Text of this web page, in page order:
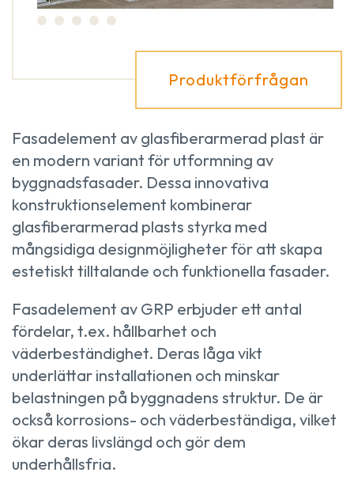
Produktförfrågan
Fasadelement av glasfiberarmerad plast är
en modern variant för utformning av
byggnadsfasader. Dessa innovativa
konstruktionselement kombinerar
glasfiberarmerad plasts styrka med
mångsidiga designmöjligheter för att skapa
estetiskt tilltalande och funktionella fasader.
Fasadelement av GRP erbjuder ett antal
fördelar, t.ex. hållbarhet och
väderbeständighet. Deras låga vikt
underlättar installationen och minskar
belastningen på byggnadens struktur. De är
också korrosions- och väderbeständiga, vilket
ökar deras livslängd och gör dem
underhållsfria.